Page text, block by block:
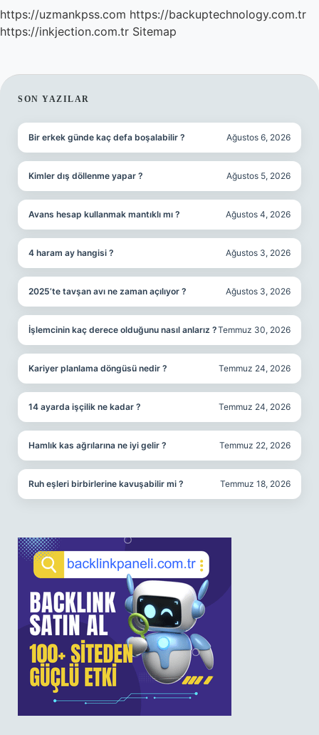
https://uzmankpss.com https://backuptechnology.com.tr
https://inkjection.com.tr Sitemap
SIDEBAR
SON YAZILAR
Bir erkek günde kaç defa boşalabilir ? Ağustos 6, 2026
Kimler dış döllenme yapar ? Ağustos 5, 2026
Avans hesap kullanmak mantıklı mı ? Ağustos 4, 2026
4 haram ay hangisi ? Ağustos 3, 2026
2025’te tavşan avı ne zaman açılıyor ? Ağustos 3, 2026
İşlemcinin kaç derece olduğunu nasıl anlarız ?Temmuz 30, 2026
Kariyer planlama döngüsü nedir ? Temmuz 24, 2026
14 ayarda işçilik ne kadar ? Temmuz 24, 2026
Hamlık kas ağrılarına ne iyi gelir ? Temmuz 22, 2026
Ruh eşleri birbirlerine kavuşabilir mi ? Temmuz 18, 2026